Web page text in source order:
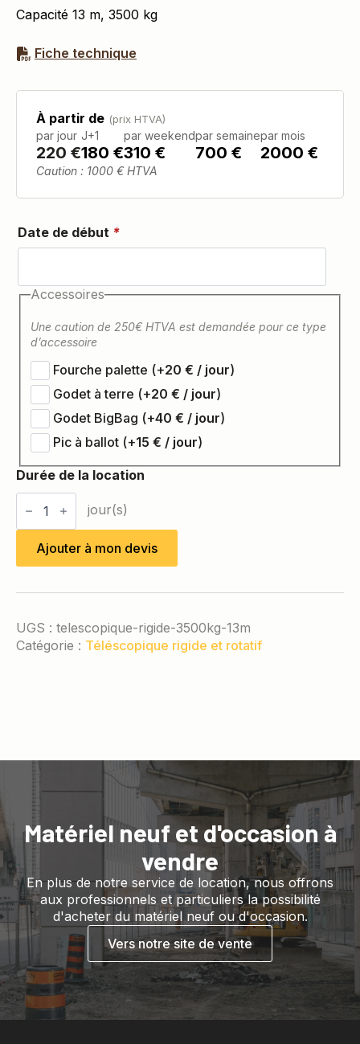
Capacité 13 m, 3500 kg
Fiche technique
À partir de (prix HTVA)
par jour
220 €
J+1
180 €
par weekend
310 €
par semaine
700 €
par mois
2000 €
Caution : 1000 € HTVA
Date de début *
Accessoires
Une caution de 250€ HTVA est demandée pour ce type
d’accessoire
Fourche palette (+20 €
)
Godet à terre (+20 €
)
Godet BigBag (+40 €
)
Pic à ballot (+15 € )
quantité
de
rigide
3,5T
/
Ajouter à mon devis
UGS : telescopique-rigide-3500kg-13m
Catégorie : Téléscopique rigide et rotatif
Matériel neuf et d'occasion à
vendre
En plus de notre service de location, nous offrons
aux professionnels et particuliers la possibilité
d'acheter du matériel neuf ou d'occasion.
Vers notre site de vente